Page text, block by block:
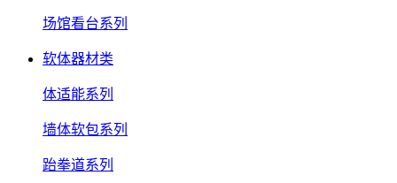
场馆看台系列
软体器材类
体适能系列
墙体软包系列
跆拳道系列